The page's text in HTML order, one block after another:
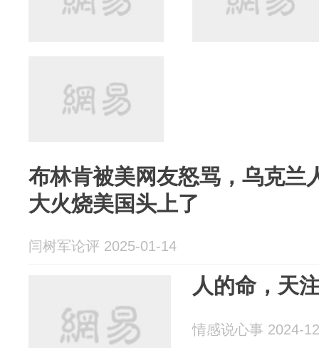
布林肯被美网友怒骂，乌克兰
大火烧美国头上了
闫树军论评 2025-01-14
人的命，天
情感说心事 2024-